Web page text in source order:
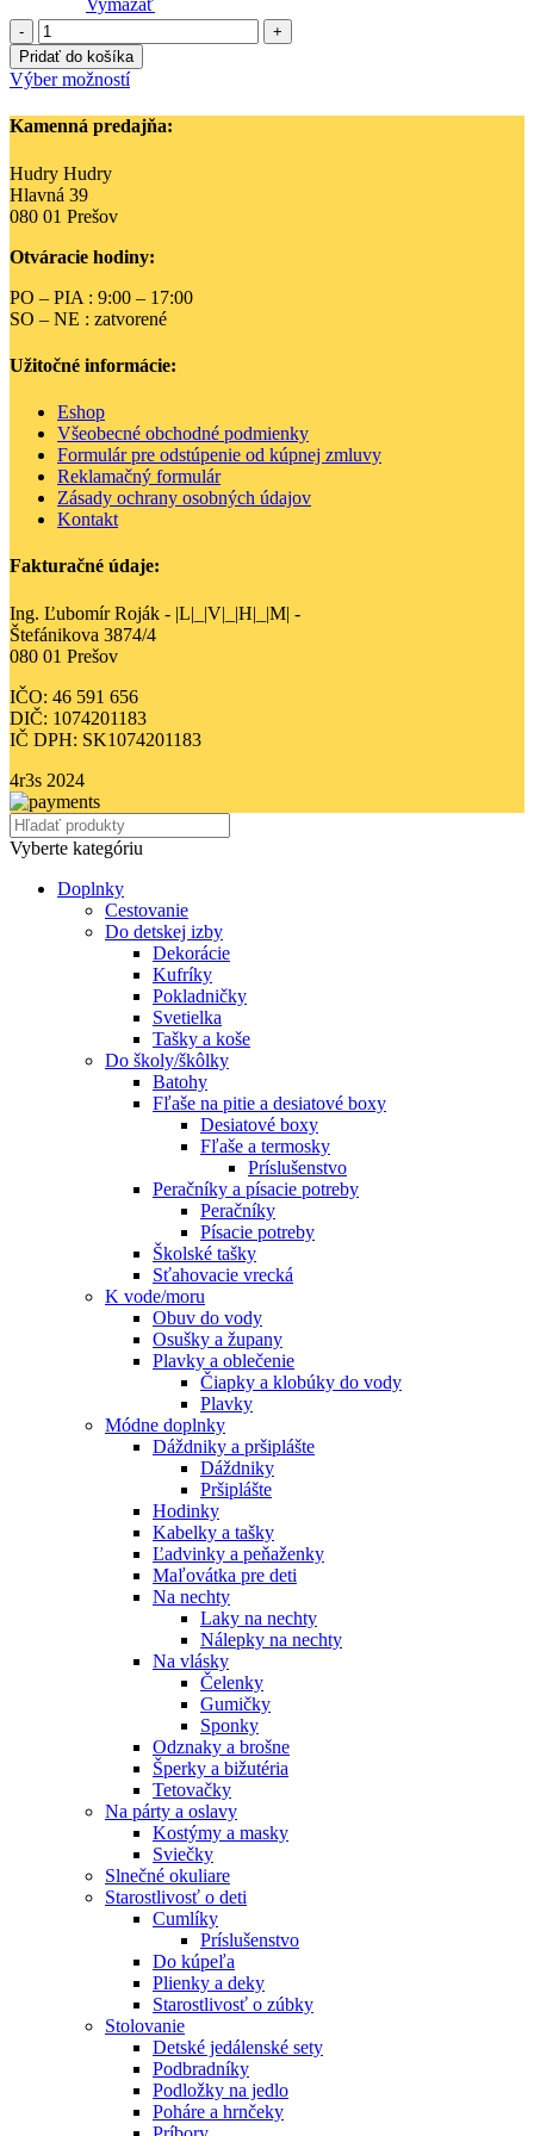
Vymazať
množstvo
Ponožky
ružové
Hella
Small
Rags
Pridať do košíka
Výber možnostíTento
má
viacero
vybrať
na
stránke
produktu.
Kamenná predajňa:
Hudry Hudry
Hlavná 39
080 01 Prešov
Otváracie hodiny:
PO – PIA : 9:00 – 17:00
SO – NE : zatvorené
Užitočné informácie:
Eshop
Všeobecné obchodné podmienky
Formulár pre odstúpenie od kúpnej zmluvy
Reklamačný formulár
Zásady ochrany osobných údajov
Kontakt
Fakturačné údaje:
Ing. Ľubomír Roják - |L|_|V|_|H|_|M| -
Štefánikova 3874/4
080 01 Prešov
IČO: 46 591 656
DIČ: 1074201183
IČ DPH: SK1074201183
4r3s 2024
Vyberte kategóriu
Doplnky
Cestovanie
Do detskej izby
Dekorácie
Kufríky
Pokladničky
Svetielka
Tašky a koše
Do školy/škôlky
Batohy
Fľaše na pitie a desiatové boxy
Desiatové boxy
Fľaše a termosky
Príslušenstvo
Peračníky a písacie potreby
Peračníky
Písacie potreby
Školské tašky
Sťahovacie vrecká
K vode/moru
Obuv do vody
Osušky a župany
Plavky a oblečenie
Čiapky a klobúky do vody
Plavky
Módne doplnky
Dáždniky a pršiplášte
Dáždniky
Pršiplášte
Hodinky
Kabelky a tašky
Ľadvinky a peňaženky
Maľovátka pre deti
Na nechty
Laky na nechty
Nálepky na nechty
Na vlásky
Čelenky
Gumičky
Sponky
Odznaky a brošne
Šperky a bižutéria
Tetovačky
Na párty a oslavy
Kostýmy a masky
Sviečky
Slnečné okuliare
Starostlivosť o deti
Cumlíky
Príslušenstvo
Do kúpeľa
Plienky a deky
Starostlivosť o zúbky
Stolovanie
Detské jedálenské sety
Podbradníky
Podložky na jedlo
Poháre a hrnčeky